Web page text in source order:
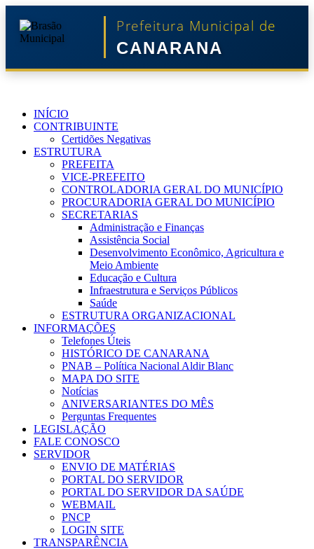
Prefeitura Municipal de
CANARANA
INÍCIO
CONTRIBUINTE
Certidões Negativas
ESTRUTURA
PREFEITA
VICE-PREFEITO
CONTROLADORIA GERAL DO MUNICÍPIO
PROCURADORIA GERAL DO MUNICÍPIO
SECRETARIAS
Administração e Finanças
Assistência Social
Desenvolvimento Econômico, Agricultura e
Meio Ambiente
Educação e Cultura
Infraestrutura e Serviços Públicos
Saúde
ESTRUTURA ORGANIZACIONAL
INFORMAÇÕES
Telefones Úteis
HISTÓRICO DE CANARANA
PNAB – Política Nacional Aldir Blanc
MAPA DO SITE
Notícias
ANIVERSARIANTES DO MÊS
Perguntas Frequentes
LEGISLAÇÃO
FALE CONOSCO
SERVIDOR
ENVIO DE MATÉRIAS
PORTAL DO SERVIDOR
PORTAL DO SERVIDOR DA SAÚDE
WEBMAIL
PNCP
LOGIN SITE
TRANSPARÊNCIA